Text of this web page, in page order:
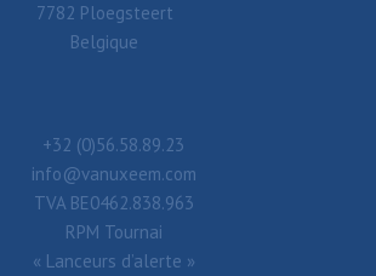
7782 Ploegsteert
Belgique
+32 (0)56.58.89.23
info@vanuxeem.com
TVA BE0462.838.963
RPM Tournai
« Lanceurs d’alerte »